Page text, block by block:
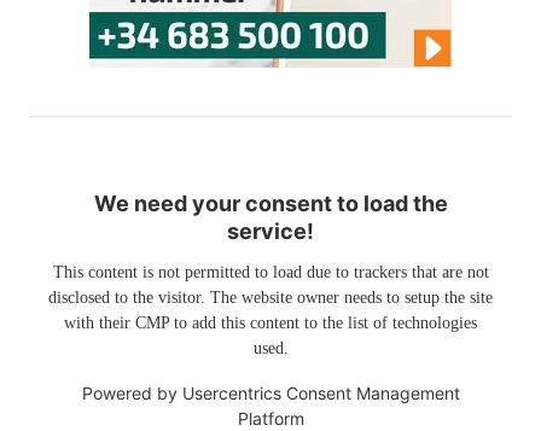
We need your consent to load the
service!
This content is not permitted to load due to trackers that are not
disclosed to the visitor. The website owner needs to setup the site
with their CMP to add this content to the list of technologies
used.
Powered by Usercentrics Consent Management
Platform